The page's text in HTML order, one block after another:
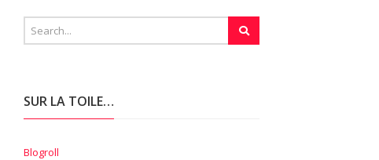
SUR LA TOILE…
Blogroll